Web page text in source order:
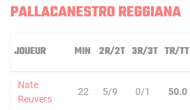
PALLACANESTRO REGGIANA
JOUEUR MIN 2R/2T 3R/3T TR/TT
Nate
Reuvers
22 5/9 0/1 50.0